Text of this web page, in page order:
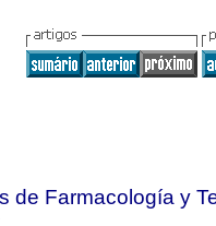
de Farmacología y